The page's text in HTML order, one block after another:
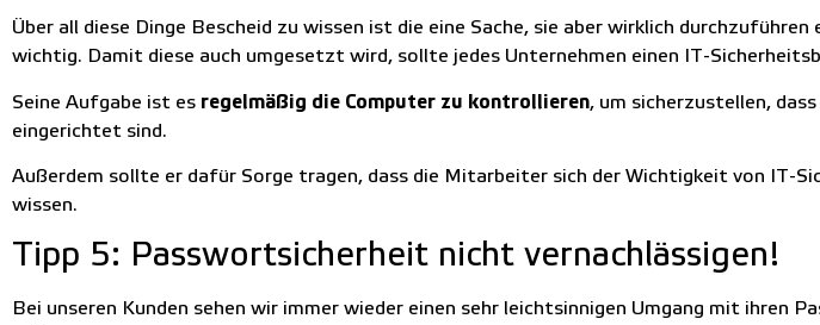
Über all diese Dinge Bescheid zu wissen ist die eine Sache, sie aber wirklich
wichtig. Damit diese auch umgesetzt wird, sollte jedes Unternehmen einen IT-
Seine Aufgabe ist es regelmäßig die Computer zu kontrollieren, um sicherzustellen,
eingerichtet sind.
Außerdem sollte er dafür Sorge tragen, dass die Mitarbeiter sich der Wichtigkeit von IT-
wissen.
Tipp 5: Passwortsicherheit nicht vernachlässigen!
Bei unseren Kunden sehen wir immer wieder einen sehr leichtsinnigen Umgang mit